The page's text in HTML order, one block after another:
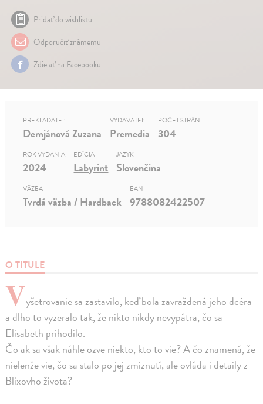
Pridať do wishlistu
Odporučiť známemu
Zdielať na Facebooku
O TITULE
Vyšetrovanie sa zastavilo, keď bola zavraždená jeho dcéra
a dlho to vyzeralo tak, že nikto nikdy nevypátra, čo sa
Elisabeth prihodilo.
Čo ak sa však náhle ozve niekto, kto to vie? A čo znamená, že
nielenže vie, čo sa stalo po jej zmiznutí, ale ovláda i detaily z
Blixovho života?
PREKLADATEĽ
Demjánová Zuzana
VYDAVATEĽ
Premedia
POČET STRÁN
304
ROK VYDANIA
2024
EDÍCIA
Labyrint
JAZYK
Slovenčina
VÄZBA
Tvrdá väzba / Hardback
EAN
9788082422507